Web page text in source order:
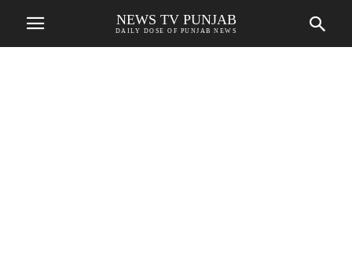
NEWS TV PUNJAB
DAILY DOSE OF PUNJAB NEWS